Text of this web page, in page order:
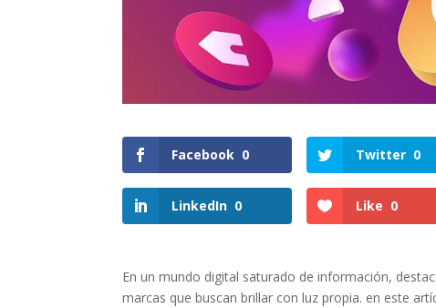
Facebook 0 Twitter 0
LinkedIn 0 Like 0
En un mundo digital saturado de ‍información,
​marcas que ⁢buscan brillar⁣ con⁢ luz ⁤propia. ‍en este